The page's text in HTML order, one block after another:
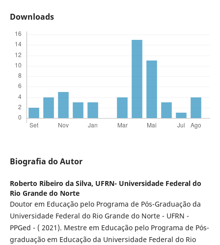
Downloads
Biografia do Autor
Roberto Ribeiro da Silva, UFRN- Universidade Federal do
Rio Grande do Norte
Doutor em Educação pelo Programa de Pós-Graduação da
Universidade Federal do Rio Grande do Norte - UFRN -
PPGed - ( 2021). Mestre em Educação pelo Programa de Pós-
graduação em Educação da Universidade Federal do Rio